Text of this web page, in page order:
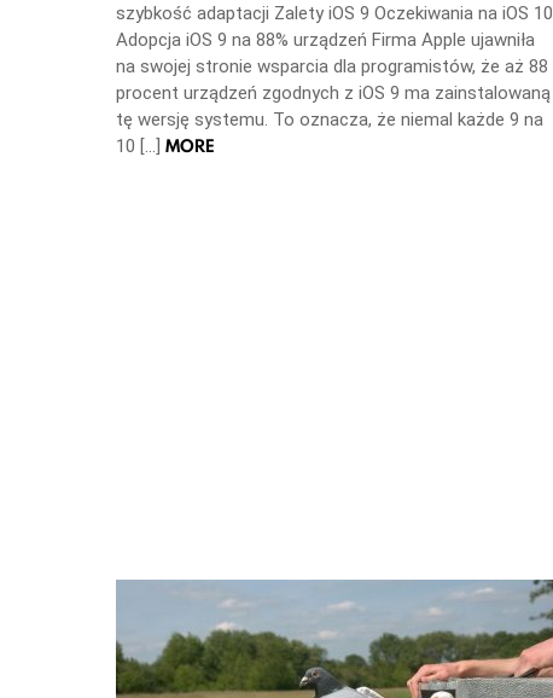
szybkość adaptacji Zalety iOS 9 Oczekiwania na iOS 10
Adopcja iOS 9 na 88% urządzeń Firma Apple ujawniła
na swojej stronie wsparcia dla programistów, że aż 88
procent urządzeń zgodnych z iOS 9 ma zainstalowaną
tę wersję systemu. To oznacza, że niemal każde 9 na
10 […] MORE